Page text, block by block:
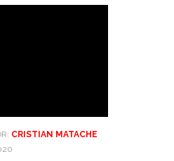
CRISTIAN MATACHE